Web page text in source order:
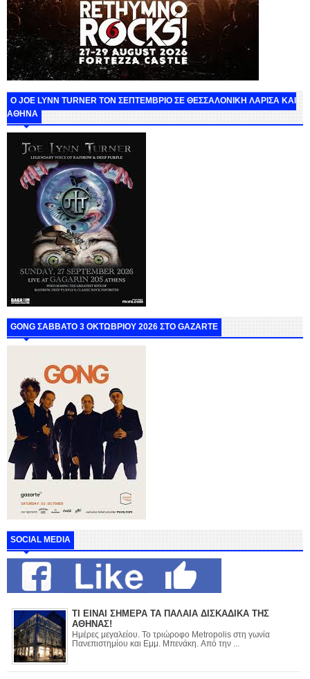
O JOE LYNN TURNER ΤΟΝ ΣΕΠΤΕΜΒΡΙΟ ΣΕ ΘΕΣΣΑΛΟΝΙΚΗ ΛΑΡΙΣΑ ΚΑΙ
ΑΘΗΝΑ
GONG ΣΑΒΒΑΤΟ 3 ΟΚΤΩΒΡΙΟΥ 2026 ΣΤΟ GAZARTE
SOCIAL MEDIA
ΤΙ ΕΙΝΑΙ ΣΗΜΕΡΑ ΤΑ ΠΑΛΑΙΑ ΔΙΣΚΑΔΙΚΑ ΤΗΣ
ΑΘΗΝΑΣ!
Ημέρες μεγαλείου. Το τριώροφο Metropolis στη γωνία
Πανεπιστημίου και Εμμ. Μπενάκη. Από την ...